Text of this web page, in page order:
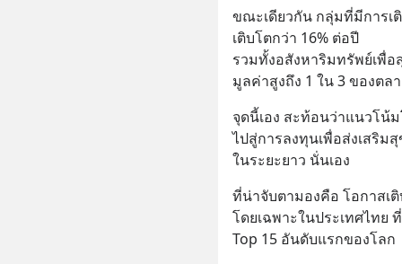
ขณะเดียวกัน กลุ่มที่มีการเ
เติบโตกว่า 16% ต่อปี
รวมทั้งอสังหาริมทรัพย์เพื่อ
มูลค่าสูงถึง 1 ใน 3 ของตล
จุดนี้เอง สะท้อนว่าแนวโน้
ไปสู่การลงทุนเพื่อส่งเสริ
ในระยะยาว นั่นเอง
ที่น่าจับตามองคือ โอกาสเ
โดยเฉพาะในประเทศไทย
Top 15 อันดับแรกของโลก